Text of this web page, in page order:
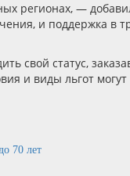
регионах, —
и поддержка в
свой статус,
и виды льгот могут
70 лет